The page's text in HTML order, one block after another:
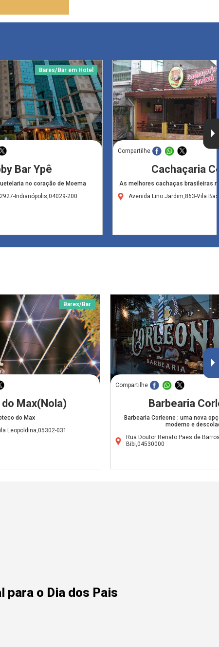
Bares/Bar em Hotel
Bar Ypê
no coração de Moema
Indianópolis,04029-200
Compartilhe
Cachaçaria
As melhores cachaças brasileiras
Avenida Lino Jardim,863-Vila
Bares/Bar
Max(Nola)
do Max
Leopoldina,05302-031
Compartilhe
Barbearia
Barbearia Corleone : uma nova
moderno e
Rua Doutor Renato Paes de
Bibi,04530000
para o Dia dos Pais